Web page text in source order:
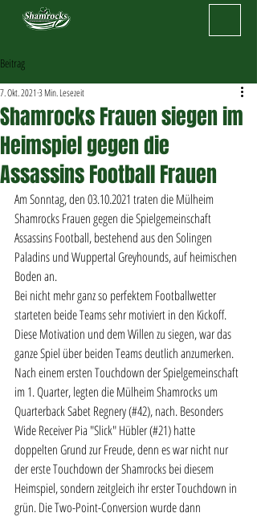
Beitrag
Shamrocks Frauen siegen im
Heimspiel gegen die
Assassins Football Frauen
7. Okt. 2021 3 Min. Lesezeit
Am Sonntag, den 03.10.2021 traten die Mülheim
Shamrocks Frauen gegen die Spielgemeinschaft
Assassins Football, bestehend aus den Solingen
Paladins und Wuppertal Greyhounds, auf heimischen
Boden an.
Bei nicht mehr ganz so perfektem Footballwetter
starteten beide Teams sehr motiviert in den Kickoff.
Diese Motivation und dem Willen zu siegen, war das
ganze Spiel über beiden Teams deutlich anzumerken.
Nach einem ersten Touchdown der Spielgemeinschaft
im 1. Quarter, legten die Mülheim Shamrocks um
Quarterback Sabet Regnery (#42), nach. Besonders
Wide Receiver Pia "Slick" Hübler (#21) hatte
doppelten Grund zur Freude, denn es war nicht nur
der erste Touchdown der Shamrocks bei diesem
Heimspiel, sondern zeitgleich ihr erster Touchdown in
grün. Die Two-Point-Conversion wurde dann